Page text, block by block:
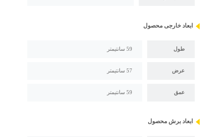
ابعاد خارجی محصول
طول 59 سانتیمتر
عرض 57 سانتیمتر
عمق 59 سانتیمتر
ابعاد برش محصول